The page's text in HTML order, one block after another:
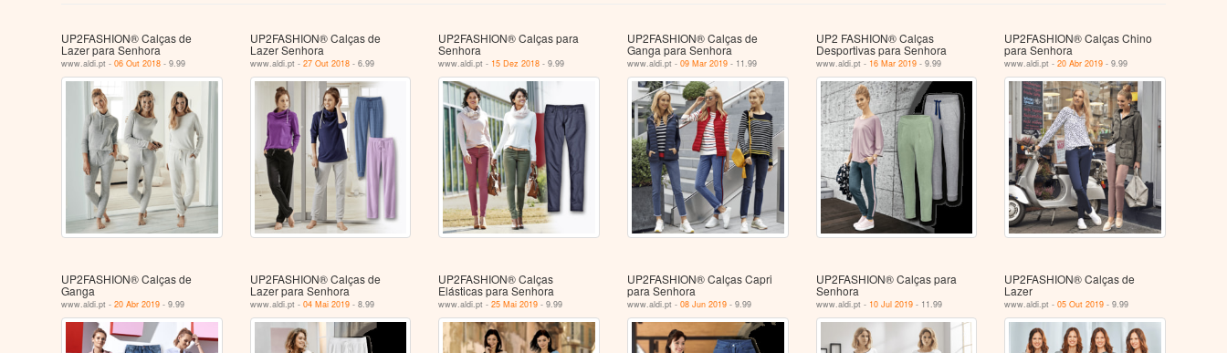
UP2FASHION® Calças de
Lazer para Senhora
www.aldi.pt -06 Out 2018 - 9.99
UP2FASHION® Calças de
Lazer Senhora
www.aldi.pt - 27 Out 2018- 6.99
UP2FASHION® Calças para
Senhora
www.aldi.pt - 15 Dez 2018 - 9.99
UP2FASHION® Calças de
Ganga para Senhora
www.aldi.pt - 09 Mar 2019- 11.99
UP2 FASHION® Calças
Desportivas para Senhora
www.aldi.pt - 16 Mar 2019- 9.99
UP2FASHION® Calças Chino
para Senhora
www.aldi.pt -20 Abr 2019 - 9.99
UP2FASHION® Calças de
Ganga
www.aldi.pt -20 Abr 2019 - 9.99
UP2FASHION® Calças de
Lazer para Senhora
www.aldi.pt - 04 Mai 2019- 8.99
UP2FASHION® Calças
Elásticas para Senhora
www.aldi.pt -25 Mai 2019 - 9.99
UP2FASHION® Calças Capri
para Senhora
www.aldi.pt - 08 Jun 2019- 9.99
UP2FASHION® Calças para
Senhora
www.aldi.pt - 10 Jul 2019- 11.99
UP2FASHION® Calças de
Lazer
www.aldi.pt -05 Out 2019 - 9.99